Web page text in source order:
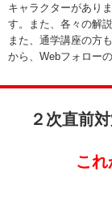
キャラクターがあり
す。また、各々の解
また、通学講座の方
から、Webフォロー
２次直前
こ